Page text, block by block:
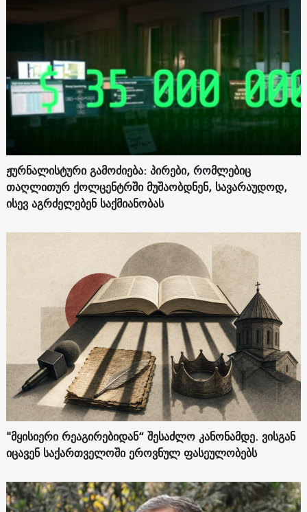
ჟურნალისტური გამოძიება: პირები, რომლებიც
თაღლითურ ქოლცენტრში მუშაობდნენ, სავარაუდოდ,
ისევ აგრძელებენ საქმიანობას
"მყისიერი რეაგირებიდან“ შესაძლო კანონამდე. ვისგან
იცავენ საქართველოში ეროვნულ ფასეულობებს